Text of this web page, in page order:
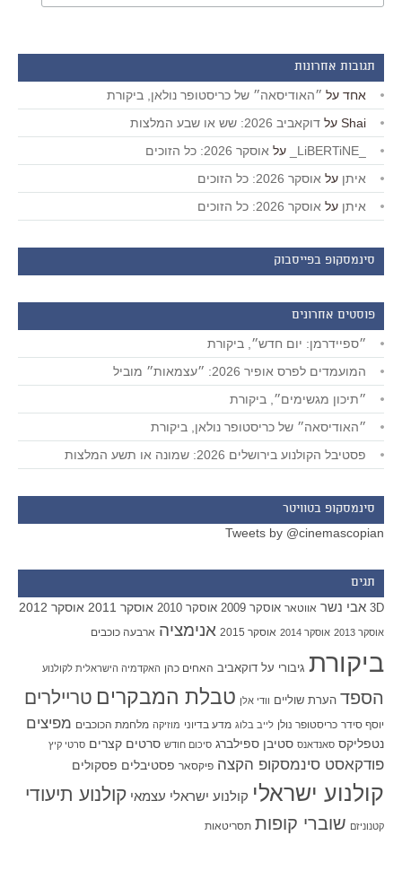
תגובות אחרונות
אחד על ״האודיסאה״ של כריסטופר נולאן, ביקורת
Shai על דוקאביב 2026: שש או שבע המלצות
על אוסקר 2026: כל הזוכים
איתן על אוסקר 2026: כל הזוכים
איתן על אוסקר 2026: כל הזוכים
סינמסקופ בפייסבוק
פוסטים אחרונים
״ספיידרמן: יום חדש״, ביקורת
המועמדים לפרס אופיר 2026: ״עצמאות״ מוביל
״תיכון מגשימים״, ביקורת
״האודיסאה״ של כריסטופר נולאן, ביקורת
פסטיבל הקולנוע בירושלים 2026: שמונה או תשע המלצות
סינמסקופ בטוויטר
Tweets by @cinemascopian
תגים
3D אבי נשר אווטאר אוסקר 2009 אוסקר 2010 אוסקר 2011 אוסקר 2012
אוסקר 2013 אוסקר 2014 אוסקר 2015 אנימציה ארבעה כוכבים
ביקורת גיבורי על דוקאביב האחים כהן האקדמיה הישראלית לקולנוע
הספד הערת שוליים וודי אלן טבלת המבקרים טריילרים
יוסף סידר כריסטופר נולן לייב בלוג מדע בדיוני מוזיקה מלחמת הכוכבים מפיצים
נטפליקס סאנדאנס סטיבן ספילברג סיכום חודש סרטים קצרים סרטי קיץ
פודקאסט סינמסקופ הקצה פיקסאר פסטיבלים פסקולים
קולנוע ישראלי קולנוע ישראלי עצמאי קולנוע תיעודי
קטנוניזם שוברי קופות תסריטאות